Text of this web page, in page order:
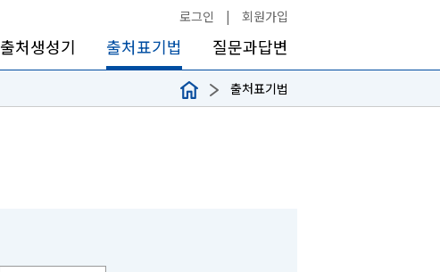
로그인 | 회원가입
출처생성기 출처표기법 질문과답변
출처표기법